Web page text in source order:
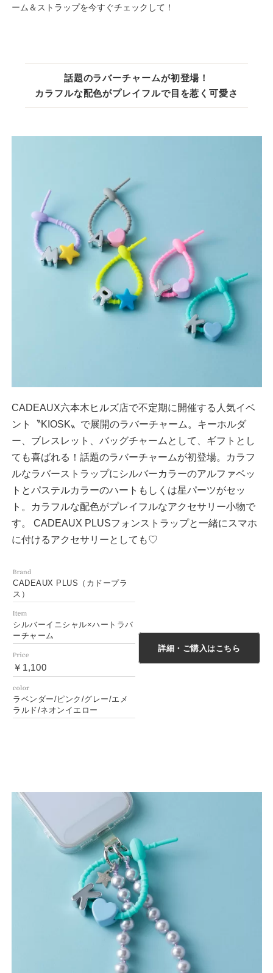
ーム＆ストラップを今すぐチェックして！
話題のラバーチャームが初登場！
カラフルな配色がプレイフルで目を惹く可愛さ
CADEAUX六本木ヒルズ店で不定期に開催する人気イベ
ント〝KIOSK〟で展開のラバーチャーム。キーホルダ
ー、ブレスレット、バッグチャームとして、ギフトとし
ても喜ばれる！話題のラバーチャームが初登場。カラフ
ルなラバーストラップにシルバーカラーのアルファベッ
トとパステルカラーのハートもしくは星パーツがセッ
ト。カラフルな配色がプレイフルなアクセサリー小物で
す。 CADEAUX PLUSフォンストラップと一緒にスマホ
に付けるアクセサリーとしても♡
CADEAUX PLUS（カドープラ
ス）
シルバーイニシャル×ハートラバ
ーチャーム
￥1,100
ラベンダー/ピンク/グレー/エメ
ラルド/ネオンイエロー
詳細・ご購入はこちら